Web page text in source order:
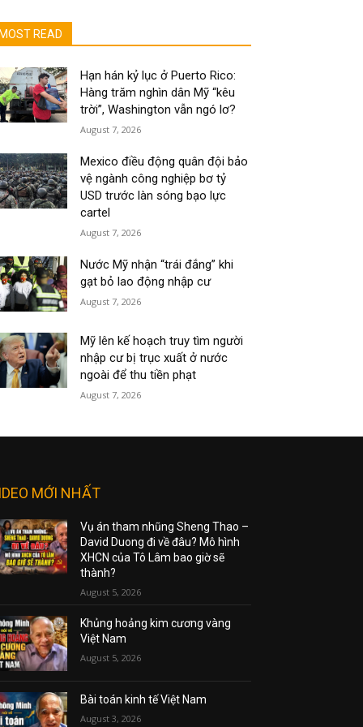
MOST READ
Hạn hán kỷ lục ở Puerto Rico:
Hàng trăm nghìn dân Mỹ “kêu
trời”, Washington vẫn ngó lơ?
August 7, 2026
Mexico điều động quân đội bảo
vệ ngành công nghiệp bơ tỷ
USD trước làn sóng bạo lực
cartel
August 7, 2026
Nước Mỹ nhận “trái đắng” khi
gạt bỏ lao động nhập cư
August 7, 2026
Mỹ lên kế hoạch truy tìm người
nhập cư bị trục xuất ở nước
ngoài để thu tiền phạt
August 7, 2026
MỚI NHẤT
Vụ án tham nhũng Sheng Thao –
David Duong đi về đâu? Mô hình
XHCN của Tô Lâm bao giờ sẽ
thành?
August 5, 2026
Khủng hoảng kim cương vàng
Việt Nam
August 5, 2026
Bài toán kinh tế Việt Nam
August 3, 2026